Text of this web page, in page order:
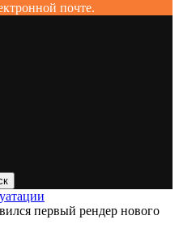
почте.
первый рендер нового